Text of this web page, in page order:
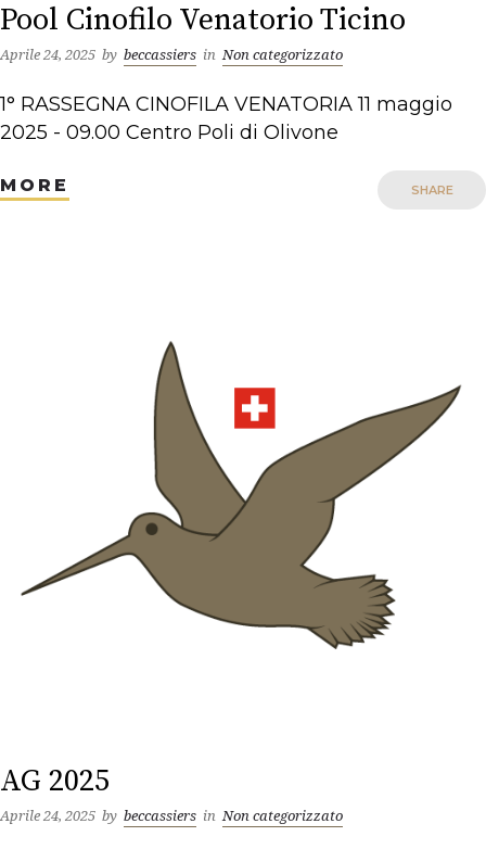
Pool Cinofilo Venatorio Ticino
Aprile 24, 2025 by beccassiers in Non categorizzato
1° RASSEGNA CINOFILA VENATORIA 11 maggio
2025 - 09.00 Centro Poli di Olivone
MORE SHARE
AG 2025
Aprile 24, 2025 by beccassiers in Non categorizzato